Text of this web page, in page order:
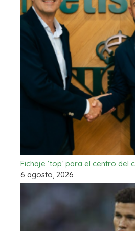
Fichaje ‘top’ para el centro del
6 agosto, 2026